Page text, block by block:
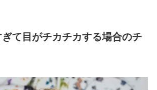
て目がチカチカする場合のチ